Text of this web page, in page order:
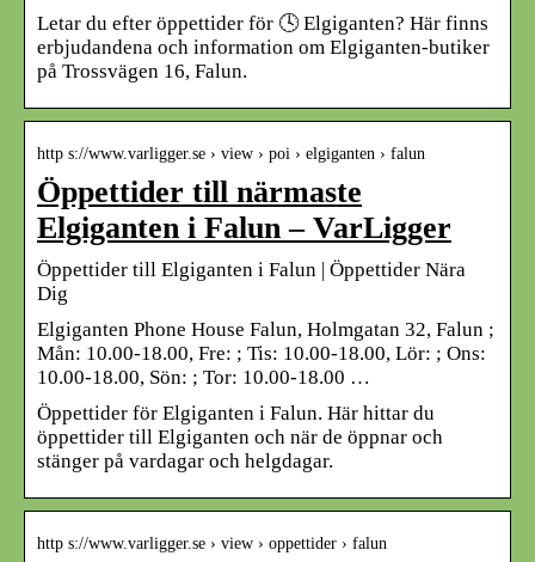
Letar du efter öppettider för 🕓 Elgiganten? Här finns
erbjudandena och information om Elgiganten-butiker
på Trossvägen 16, Falun.
http s://www.varligger.se › view › poi › elgiganten › falun
Öppettider till närmaste
Elgiganten i Falun – VarLigger
Öppettider till Elgiganten i Falun | Öppettider Nära
Dig
Elgiganten Phone House Falun, Holmgatan 32, Falun ;
Mån: 10.00-18.00, Fre: ; Tis: 10.00-18.00, Lör: ; Ons:
10.00-18.00, Sön: ; Tor: 10.00-18.00 …
Öppettider för Elgiganten i Falun. Här hittar du
öppettider till Elgiganten och när de öppnar och
stänger på vardagar och helgdagar.
http s://www.varligger.se › view › oppettider › falun